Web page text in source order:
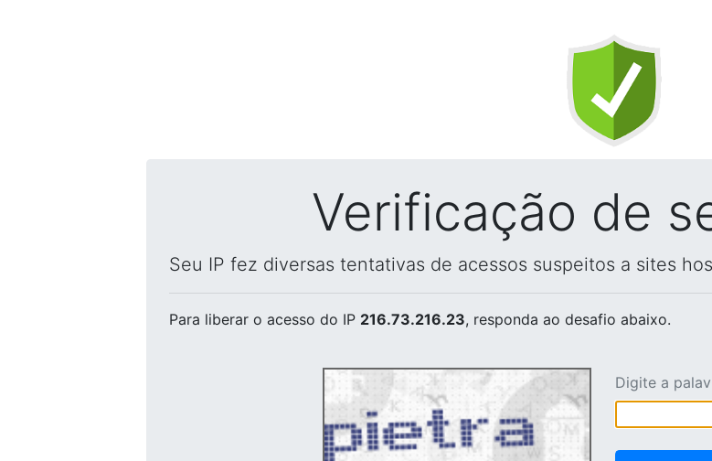
Verificação de
Seu IP fez diversas tentativas de acessos suspeitos a sites
Para liberar o acesso do IP 216.73.216.23, responda ao desafio abaixo.
Digite a